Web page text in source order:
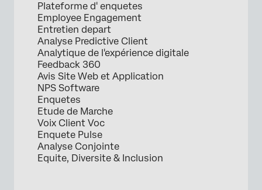
Plateforme d' enquetes
Employee Engagement
Entretien depart
Analyse Predictive Client
Analytique de l'expérience digitale
Feedback 360
Avis Site Web et Application
NPS Software
Enquetes
Etude de Marche
Voix Client Voc
Enquete Pulse
Analyse Conjointe
Equite, Diversite & Inclusion